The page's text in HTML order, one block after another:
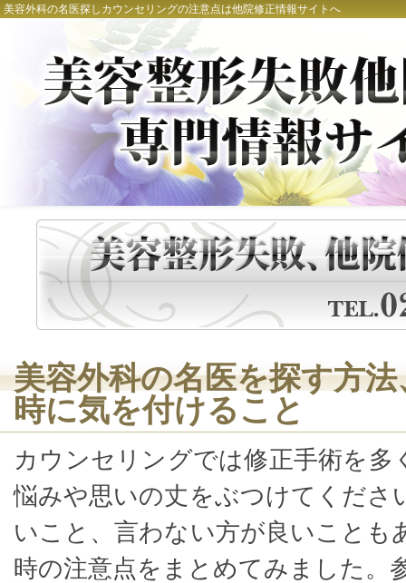
美容外科の名医探しカウンセリングの注意点は他院修正情報サイトへ
美容外科の名医を探す方
時に気を付けること
カウンセリングでは修正手術を多
悩みや思いの丈をぶつけてくださ
いこと、言わない方が良いことも
時の注意点をまとめてみました。